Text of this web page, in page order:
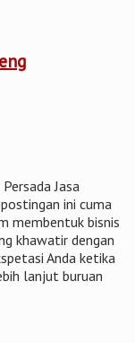
Jasa
ini cuma
membentuk bisnis
khawatir dengan
Anda ketika
lanjut buruan